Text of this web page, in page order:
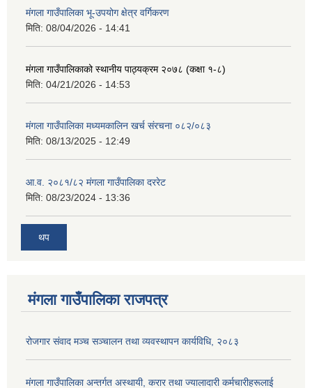
मंगला गाउँपालिका भू-उपयोग क्षेत्र वर्गिकरण
मिति: 08/04/2026 - 14:41
मंगला गाउँपालिकाको स्थानीय पाठ्यक्रम २०७८ (कक्षा १-८)
मिति: 04/21/2026 - 14:53
मंगला गाउँपालिका मध्यमकालिन खर्च संरचना ०८२/०८३
मिति: 08/13/2025 - 12:49
आ.व. २०८१/८२ मंगला गाउँपालिका दररेट
मिति: 08/23/2024 - 13:36
थप
मंगला गाउँपालिका राजपत्र
रोजगार संवाद मञ्च सञ्चालन तथा व्यवस्थापन कार्यविधि, २०८३
मंगला गाउँपालिका अन्तर्गत अस्थायी, करार तथा ज्यालादारी कर्मचारीहरूलाई